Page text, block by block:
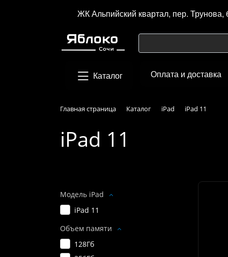
ЖК Альпийский квартал, пер. Трунова,
Каталог Оплата и доставка
Главная страница Каталог iPad iPad 11
iPad 11
Модель iPad
iPad 11
Объем памяти
128Гб